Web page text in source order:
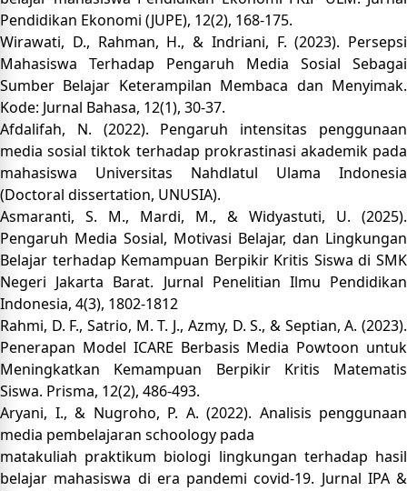
Pendidikan Ekonomi (JUPE), 12(2), 168-175.
Wirawati, D., Rahman, H., & Indriani, F. (2023). Persepsi
Mahasiswa Terhadap Pengaruh Media Sosial Sebagai
Sumber Belajar Keterampilan Membaca dan Menyimak.
Kode: Jurnal Bahasa, 12(1), 30-37.
Afdalifah, N. (2022). Pengaruh intensitas penggunaan
media sosial tiktok terhadap prokrastinasi akademik pada
mahasiswa Universitas Nahdlatul Ulama Indonesia
(Doctoral dissertation, UNUSIA).
Asmaranti, S. M., Mardi, M., & Widyastuti, U. (2025).
Pengaruh Media Sosial, Motivasi Belajar, dan Lingkungan
Belajar terhadap Kemampuan Berpikir Kritis Siswa di SMK
Negeri Jakarta Barat. Jurnal Penelitian Ilmu Pendidikan
Indonesia, 4(3), 1802-1812
Rahmi, D. F., Satrio, M. T. J., Azmy, D. S., & Septian, A. (2023).
Penerapan Model ICARE Berbasis Media Powtoon untuk
Meningkatkan Kemampuan Berpikir Kritis Matematis
Siswa. Prisma, 12(2), 486-493.
Aryani, I., & Nugroho, P. A. (2022). Analisis penggunaan
media pembelajaran schoology pada
matakuliah praktikum biologi lingkungan terhadap hasil
belajar mahasiswa di era pandemi covid-19. Jurnal IPA &